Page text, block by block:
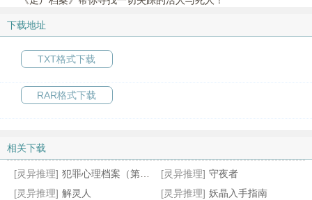
下载地址
TXT格式下载
RAR格式下载
相关下载
[灵异推理] 犯罪心理档案（第3、4季） [灵异推理] 守夜者
[灵异推理] 解灵人 [灵异推理] 妖晶入手指南